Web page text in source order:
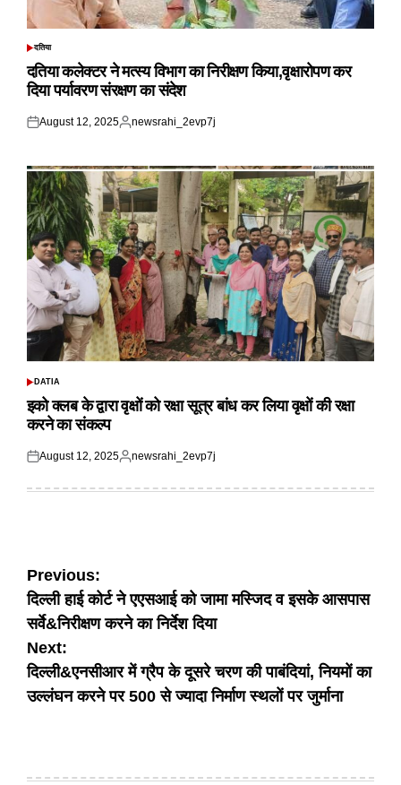
POSTED
दतिया
दतिया कलेक्टर ने मत्स्य विभाग का निरीक्षण किया,वृक्षारोपण कर
दिया पर्यावरण संरक्षण का संदेश
Posted
August 12, 2025
Posted
newsrahi_2evp7j
POSTED
DATIA
इको क्लब के द्वारा वृक्षों को रक्षा सूत्र बांध कर लिया वृक्षों की रक्षा
करने का संकल्प
Posted
August 12, 2025
Posted
newsrahi_2evp7j
Post
navigation
Previous:
दिल्ली हाई कोर्ट ने एएसआई को जामा मस्जिद व इसके आसपास
सर्वे&निरीक्षण करने का निर्देश दिया
Next:
दिल्ली&एनसीआर में ग्रैप के दूसरे चरण की पाबंदियां, नियमों का
उल्लंघन करने पर 500 से ज्यादा निर्माण स्थलों पर जुर्माना